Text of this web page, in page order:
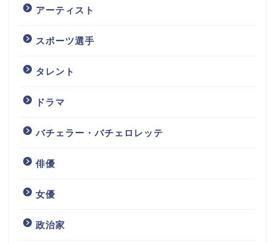
アーティスト
スポーツ選手
タレント
ドラマ
バチェラー・バチェロレッテ
俳優
女優
政治家